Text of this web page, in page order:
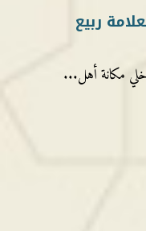
ربيع
مكانة أهل...